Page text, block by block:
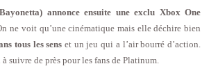
annonce ensuite une exclu Xbox One
ne voit qu’une cinématique mais elle déchire bien
tous les sens et un jeu qui a l’air bourré d’action.
suivre de près pour les fans de Platinum.